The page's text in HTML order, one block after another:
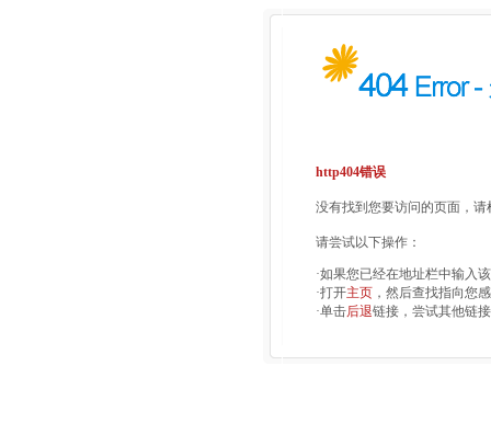
http404错误
没有找到您要访问的页面，
请尝试以下操作：
·如果您已经在地址栏中输入
·打开主页 ，然后查找指向您
·单击后退链接，尝试其他链